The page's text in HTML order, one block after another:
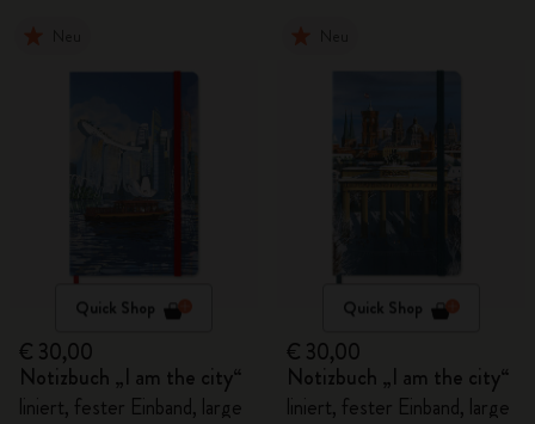
Quick Shop
€ 30,00
Notizbuch „I am the city“
liniert, fester Einband, large
Quick Shop
€ 30,00
Notizbuch „I am the city“
liniert, fester Einband, large